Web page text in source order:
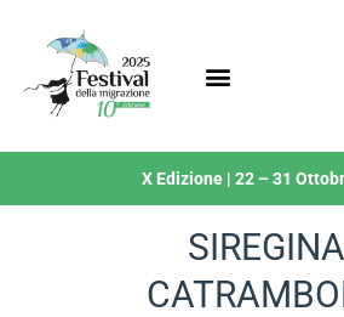
X Edizione | 22 – 31